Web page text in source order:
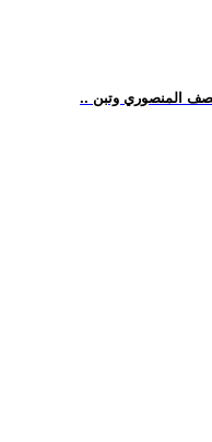
المنصوري وتبن